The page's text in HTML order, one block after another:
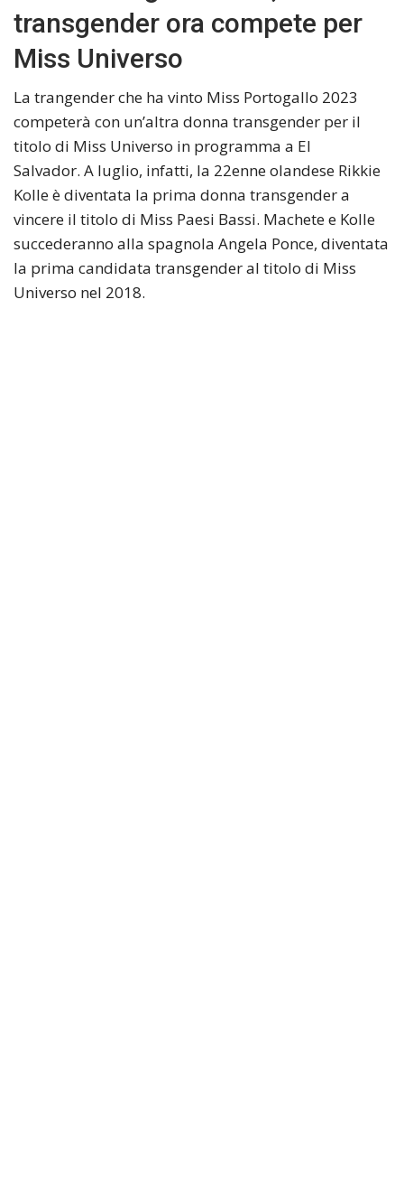
transgender ora compete per
Miss Universo
La trangender che ha vinto Miss Portogallo 2023
competerà con un’altra donna transgender per il
titolo di Miss Universo in programma a El
Salvador. A luglio, infatti, la 22enne olandese Rikkie
Kolle è diventata la prima donna transgender a
vincere il titolo di Miss Paesi Bassi. Machete e Kolle
succederanno alla spagnola Angela Ponce, diventata
la prima candidata transgender al titolo di Miss
Universo nel 2018.